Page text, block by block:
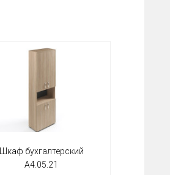
Шкаф бухгалтерский
А4.05.21